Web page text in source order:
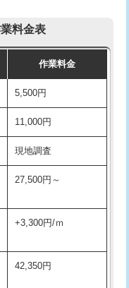
16,500円
現場見積
11,000円+材料費
13,200円
16,500円
16,500円
16,500円
3,300円
5,500円
11,000円
料金表
作業料金
5,500円
11,000円
現地調査
27,500円～
+3,300円/ｍ
42,350円